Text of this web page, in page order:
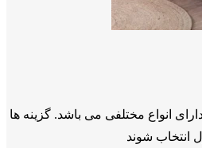
انواع مختلفی می باشد. گزینه ها
شوند